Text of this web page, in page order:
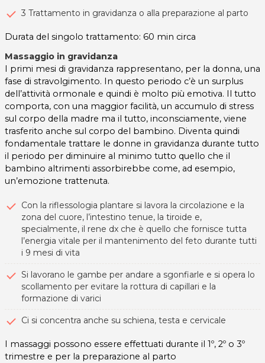
3 Trattamento in gravidanza o alla preparazione al parto
Durata del singolo trattamento: 60 min circa
Massaggio in gravidanza
I primi mesi di gravidanza rappresentano, per la donna, una
fase di stravolgimento. In questo periodo c’è un surplus
dell’attività ormonale e quindi è molto più emotiva. Il tutto
comporta, con una maggior facilità, un accumulo di stress
sul corpo della madre ma il tutto, inconsciamente, viene
trasferito anche sul corpo del bambino. Diventa quindi
fondamentale trattare le donne in gravidanza durante tutto
il periodo per diminuire al minimo tutto quello che il
bambino altrimenti assorbirebbe come, ad esempio,
un’emozione trattenuta.
Con la riflessologia plantare si lavora la circolazione e la
zona del cuore, l’intestino tenue, la tiroide e,
specialmente, il rene dx che è quello che fornisce tutta
l’energia vitale per il mantenimento del feto durante tutti
i 9 mesi di vita
Si lavorano le gambe per andare a sgonfiarle e si opera lo
scollamento per evitare la rottura di capillari e la
formazione di varici
Ci si concentra anche su schiena, testa e cervicale
I massaggi possono essere effettuati durante il 1º, 2º o 3º
trimestre e per la preparazione al parto